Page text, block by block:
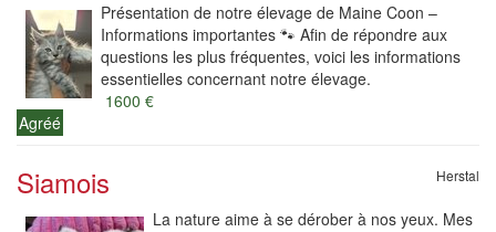
Présentation de notre élevage de Maine Coon –
Informations importantes 🐾 Afin de répondre aux
questions les plus fréquentes, voici les informations
essentielles concernant notre élevage.
1600 €
Agréé
Siamois Herstal
La nature aime à se dérober à nos yeux. Mes